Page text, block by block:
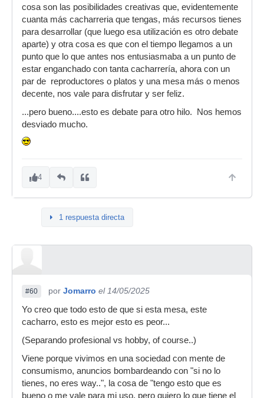
cosa son las posibilidades creativas que, evidentemente
cuanta más cacharreria que tengas, más recursos tienes
para desarrollar (que luego esa utilización es otro debate
aparte) y otra cosa es que con el tiempo llegamos a un
punto que lo que antes nos entusiasmaba a un punto de
estar enganchado con tanta cacharrería, ahora con un
par de reproductores o platos y una mesa más o menos
decente, nos vale para disfrutar y ser feliz.
...pero bueno....esto es debate para otro hilo. Nos hemos
desviado mucho.
4
1 respuesta directa
#60 por Jomarro el 14/05/2025
Yo creo que todo esto de que si esta mesa, este
cacharro, esto es mejor esto es peor...
(Separando profesional vs hobby, of course..)
Viene porque vivimos en una sociedad con mente de
consumismo, anuncios bombardeando con "si no lo
tienes, no eres way..", la cosa de "tengo esto que es
bueno o me vale para mi uso, pero quiero lo que tiene el